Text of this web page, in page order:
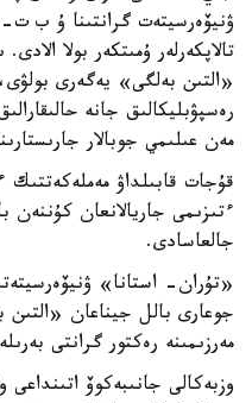
تالاپكەرلەر ۇمىتكەر بولا
«التىن بەلگى» يەگەرى
رەسپۋبليكالىق جانە
مەن عىلىمي جوبالار
قۇجات قابىلداۋ مەملەكەتتىك
جالعاسادى.
جوعارى بالل جيناعان «التىن
مەرزىمىنە رەكتور گرانتى
وزبەكالى جانىبەكوۆ